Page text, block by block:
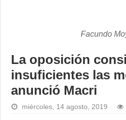
Facundo
La oposición
insuficientes las
anunció Macri
miércoles, 14 agosto, 2019